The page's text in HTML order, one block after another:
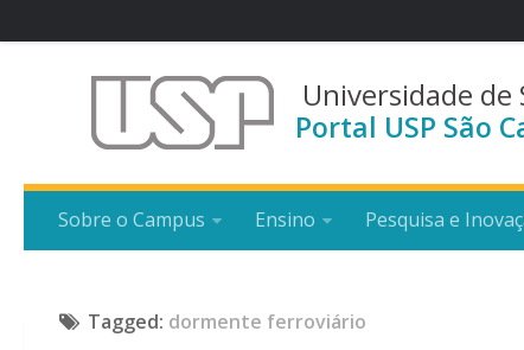
Universidade de
Portal USP São
Sobre o Campus Ensino Pesquisa e
Tagged: dormente ferroviário